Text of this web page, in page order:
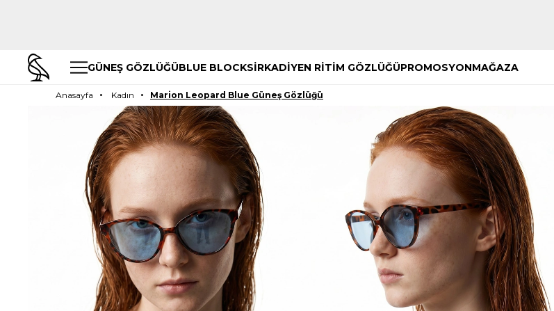
GÜNEŞ GÖZLÜĞÜBLUE BLOCKSİRKADİYEN RİTİM GÖZLÜĞÜPROMOSYONMAĞAZA
Anasayfa Kadın Marion Leopard Blue Güneş Gözlüğü